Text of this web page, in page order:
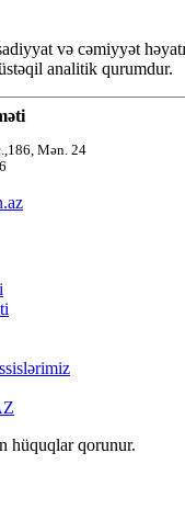
və cəmiyyət
analitik qurumdur.
Mən. 24
hüquqlar qorunur.